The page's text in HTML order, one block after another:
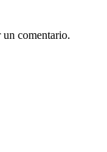
un comentario.